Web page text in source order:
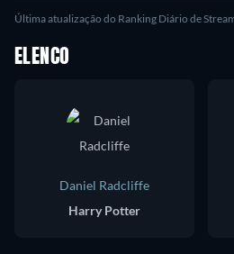
Última atualização do Ranking Diário de
ELENCO
Daniel Radcliffe
Harry Potter